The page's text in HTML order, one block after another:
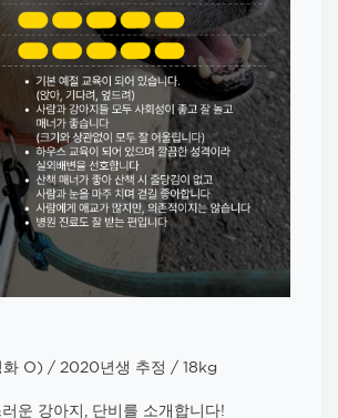
화 O) / 2020년생 추정 / 18kg
운 강아지, 단비를 소개합니다!